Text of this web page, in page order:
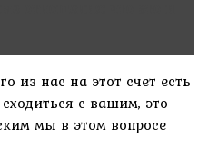
из нас на этот счет есть
с вашим, это
мы в этом вопросе